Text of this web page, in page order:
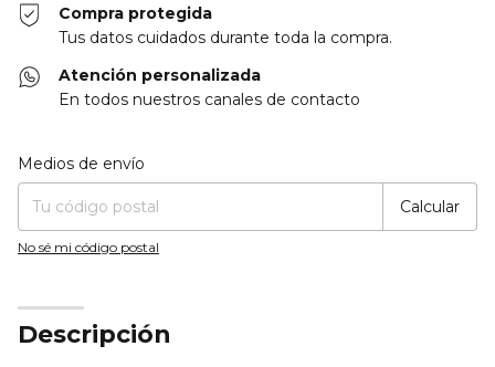
Compra protegida
Tus datos cuidados durante toda la compra.
Atención personalizada
En todos nuestros canales de contacto
Entregas para el CP:
Medios de envío
Calcular
No sé mi código postal
Descripción